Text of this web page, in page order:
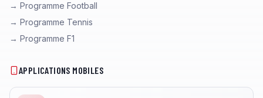
→ Programme Football
→ Programme Tennis
→ Programme F1
APPLICATIONS MOBILES